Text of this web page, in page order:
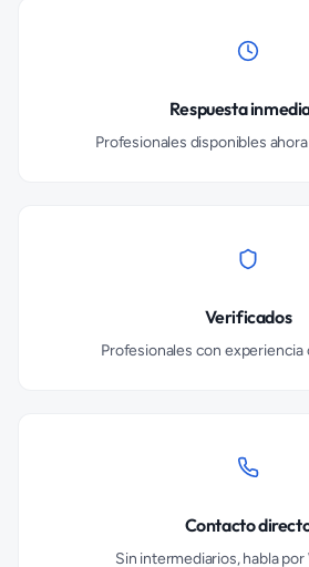
Respuesta
Profesionales disponibles
Verificados
Profesionales con experiencia
Contacto
Sin intermediarios, habla por